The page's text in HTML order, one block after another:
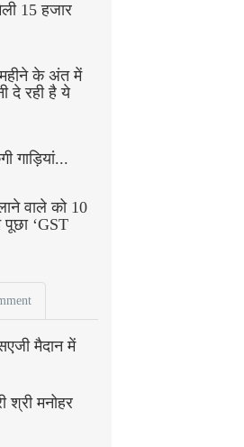
15 हजार
महीने के अंत में
दे रही है ये
गाड़ियां...
वाले को 10
‘GST
मैदान में
श्री मनोहर